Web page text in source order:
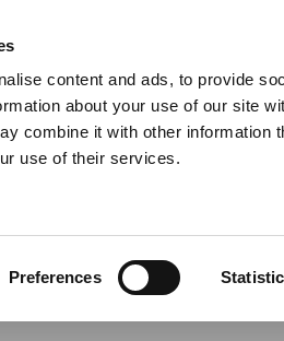
content and ads, to provide
about your use of our site
combine it with other information
use of their services.
Preferences
Grillar Köksmaskiner